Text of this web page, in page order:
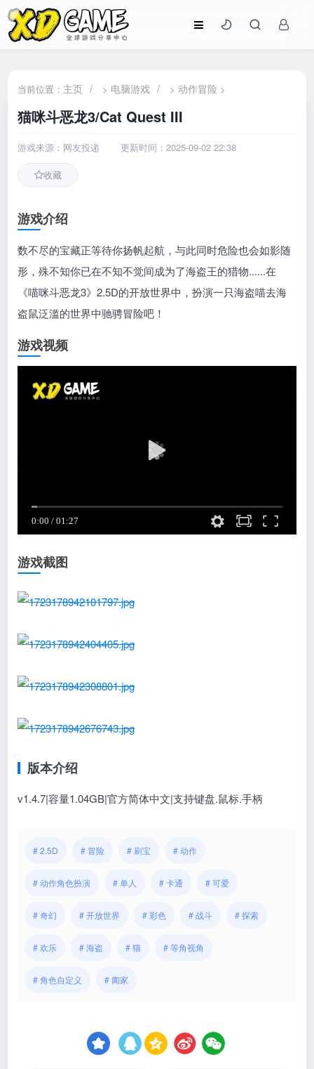
当前位置： 主页 / > 电脑游戏 / >动作冒险 >
猫咪斗恶龙3/Cat Quest III
游戏来源：网友投递 更新时间：2025-09-02 22:38
收藏
游戏介绍
数不尽的宝藏正等待你扬帆起航，与此同时危险也会如影随
形，殊不知你已在不知不觉间成为了海盗王的猎物......在
《喵咪斗恶龙3》2.5D的开放世界中，扮演一只海盗喵去海
盗鼠泛滥的世界中驰骋冒险吧！
游戏视频
游戏截图
版本介绍
v1.4.7|容量1.04GB|官方简体中文|支持键盘.鼠标.手柄
# 2.5D # 冒险 # 刷宝 # 动作
# 动作角色扮演 # 单人 # 卡通 # 可爱
# 奇幻 # 开放世界 # 彩色 # 战斗 # 探索
# 欢乐 # 海盗 # 猫 # 等角视角
# 角色自定义 # 阖家